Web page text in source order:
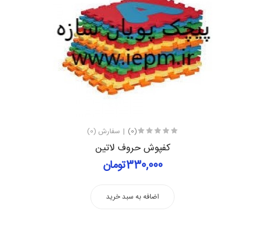
(0) سفارش (0)
کفپوش حروف لاتین
330,000تومان
اضافه به سبد خرید